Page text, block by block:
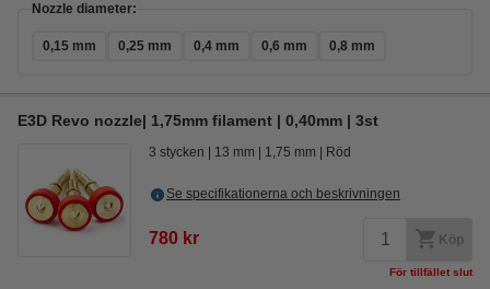
Nozzle diameter:
0,15 mm 0,25 mm 0,4 mm 0,6 mm 0,8 mm
E3D Revo nozzle| 1,75mm filament | 0,40mm | 3st
3 stycken 13 mm 1,75 mm Röd
Se specifikationerna och beskrivningen
780 kr Köp
För tillfället slut